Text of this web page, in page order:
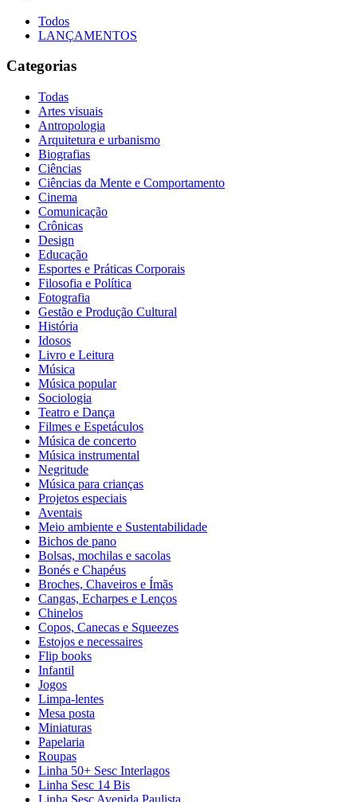
Todos
LANÇAMENTOS
Categorias
Todas
Artes visuais
Antropologia
Arquitetura e urbanismo
Biografias
Ciências
Ciências da Mente e Comportamento
Cinema
Comunicação
Crônicas
Design
Educação
Esportes e Práticas Corporais
Filosofia e Política
Fotografia
Gestão e Produção Cultural
História
Idosos
Livro e Leitura
Música
Música popular
Sociologia
Teatro e Dança
Filmes e Espetáculos
Música de concerto
Música instrumental
Negritude
Música para crianças
Projetos especiais
Aventais
Meio ambiente e Sustentabilidade
Bichos de pano
Bolsas, mochilas e sacolas
Bonés e Chapéus
Broches, Chaveiros e Ímãs
Cangas, Echarpes e Lenços
Chinelos
Copos, Canecas e Squeezes
Estojos e necessaires
Flip books
Infantil
Jogos
Limpa-lentes
Mesa posta
Miniaturas
Papelaria
Roupas
Linha 50+ Sesc Interlagos
Linha Sesc 14 Bis